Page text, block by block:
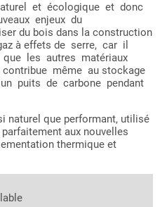
et écologique et donc
enjeux du
du bois dans la construction
à effets de serre, car il
les autres matériaux
même au stockage
puits de carbone pendant
naturel que performant, utilisé
aux nouvelles
thermique et